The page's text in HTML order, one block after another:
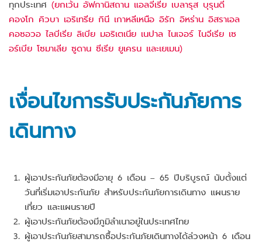
ทุกประเทศ (ยกเว้น อัฟกานิสถาน แอลจีเรีย เบลารุส บุรุนดี
คองโก คิวบา เอริเทรีย กินี เกาหลีเหนือ อิรัก อิหร่าน อิสราเอล
คอซอวอ ไลบีเรีย ลิเบีย มอริเตเนีย เนปาล ไนเจอร์ ไนจีเรีย เซ
อร์เบีย โซมาเลีย ซูดาน ซีเรีย ยูเครน และเยเมน)
เงื่อนไขการรับประกันภัยการ
เดินทาง
ผู้เอาประกันภัยต้องมีอายุ 6 เดือน – 65 ปีบริบูรณ์ นับตั้งแต่
วันที่เริ่มเอาประกันภัย สำหรับประกันภัยการเดินทาง แผนราย
เที่ยว และแผนรายปี
ผู้เอาประกันภัยต้องมีภูมิลำเนาอยู่ในประเทศไทย
ผู้เอาประกันภัยสามารถซื้อประกันภัยเดินทางได้ล่วงหน้า 6 เดือน